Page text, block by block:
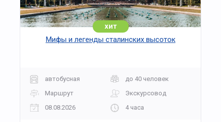
хит
Мифы и легенды сталинских высоток
автобусная
до 40 человек
Маршрут
Экскурсовод
08.08.2026
4 часа